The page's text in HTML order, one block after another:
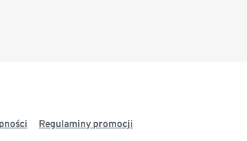
Regulaminy promocji